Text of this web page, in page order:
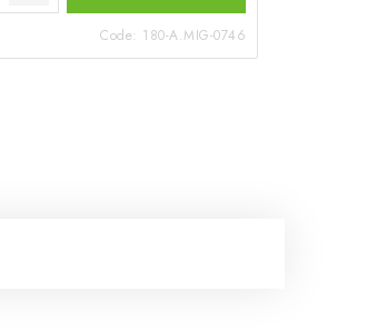
Code: 180-A.MIG-0746